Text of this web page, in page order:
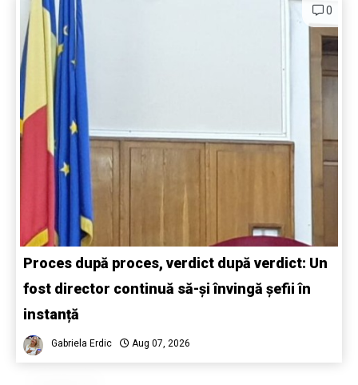
0
Proces după proces, verdict după verdict: Un
fost director continuă să-și învingă șefii în
instanță
Gabriela Erdic Aug 07, 2026